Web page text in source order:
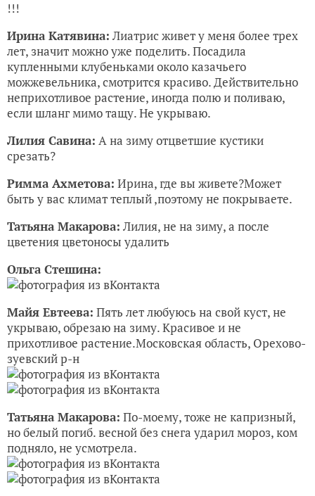
!!!
Ирина Катявина: Лиатрис живет у меня более трех
лет, значит можно уже поделить. Посадила
купленными клубеньками около казачьего
можжевельника, смотрится красиво. Действительно
неприхотливое растение, иногда полю и поливаю,
если шланг мимо тащу. Не укрываю.
Лилия Савина: А на зиму отцветшие кустики
срезать?
Римма Ахметова: Ирина, где вы живете?Может
быть у вас климат теплый ,поэтому не покрываете.
Татьяна Макарова: Лилия, не на зиму, а после
цветения цветоносы удалить
Ольга Стешина:
Майя Евтеева: Пять лет любуюсь на свой куст, не
укрываю, обрезаю на зиму. Красивое и не
прихотливое растение.Московская область, Орехово-
зуевский р-н
Татьяна Макарова: По-моему, тоже не капризный,
но белый погиб. весной без снега ударил мороз, ком
подняло, не усмотрела.